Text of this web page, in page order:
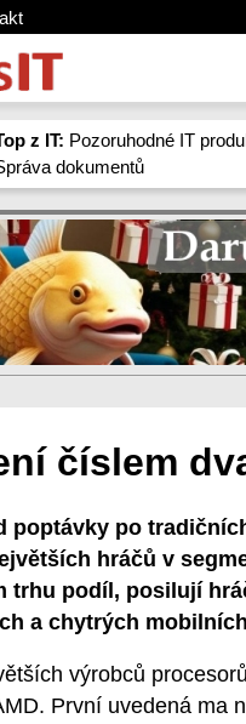
z IT: Pozoruhodné IT
dokumentů
číslem
poptávky po
hráčů v
trhu podíl, posilují
a chytrých
výrobců
První uvedená ma